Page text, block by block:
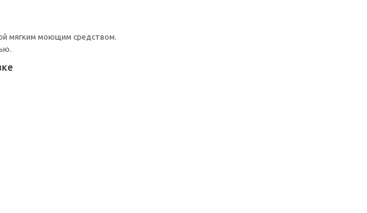
мягким моющим средством.